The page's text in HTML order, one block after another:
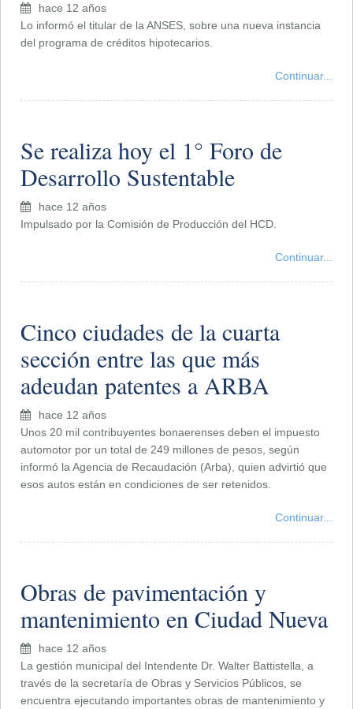
hace 12 años
Lo informó el titular de la ANSES, sobre una nueva instancia
del programa de créditos hipotecarios.
Continuar...
Se realiza hoy el 1° Foro de
Desarrollo Sustentable
hace 12 años
Impulsado por la Comisión de Producción del HCD.
Continuar...
Cinco ciudades de la cuarta
sección entre las que más
adeudan patentes a ARBA
hace 12 años
Unos 20 mil contribuyentes bonaerenses deben el impuesto
automotor por un total de 249 millones de pesos, según
informó la Agencia de Recaudación (Arba), quien advirtió que
esos autos están en condiciones de ser retenidos.
Continuar...
Obras de pavimentación y
mantenimiento en Ciudad Nueva
hace 12 años
La gestión municipal del Intendente Dr. Walter Battistella, a
través de la secretaría de Obras y Servicios Públicos, se
encuentra ejecutando importantes obras de mantenimiento y